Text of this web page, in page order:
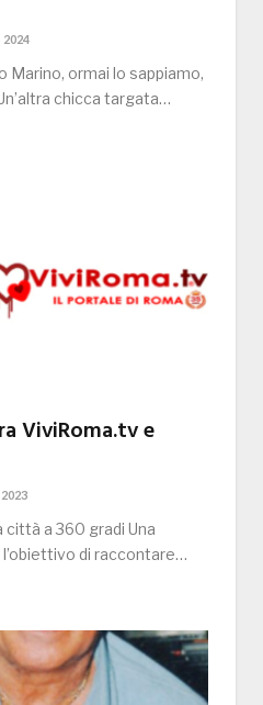
2024
Marino, ormai lo sappiamo,
chicca targata…
ViviRoma.tv e
a 360 gradi Una
di raccontare…